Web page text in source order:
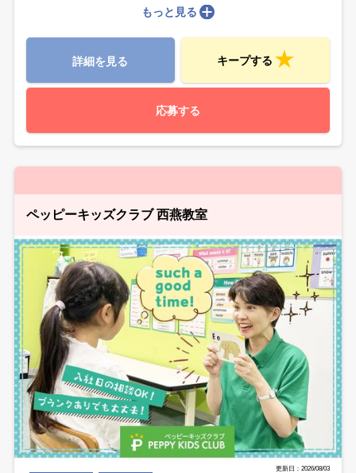
もっと見る
詳細を見る キープする
応募する
ペッピーキッズクラブ 西燕教室
更新日：2026/08/03